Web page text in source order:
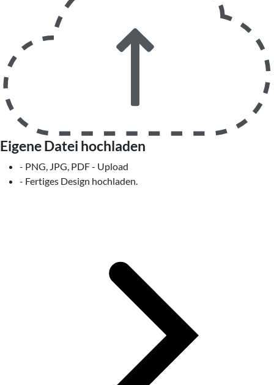
Eigene Datei hochladen
- PNG, JPG, PDF - Upload
- Fertiges Design hochladen.